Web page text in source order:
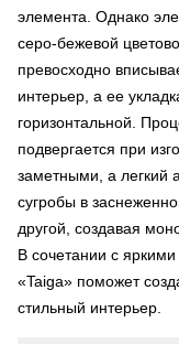
элемента. Однако
серо-бежевой
превосходно
интерьер, а ее
горизонтальной.
подвергается при
заметными, а легкий
сугробы в
другой, создавая
В сочетании с
«Taiga» поможет
стильный интерьер.